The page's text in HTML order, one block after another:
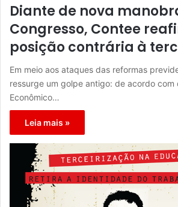
Diante de nova
Congresso, Contee
posição contrária à
Em meio aos ataques das reformas
ressurge um golpe antigo: de acordo com
Econômico…
Leia mais »